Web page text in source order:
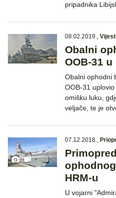
pripadnika
08.02.2019.,
Obalni
OOB-31 u
Obalni ophodni
OOB-31
omišku luku,
veljače, te je
07.12.2018.,
HRM-u
U vojarni